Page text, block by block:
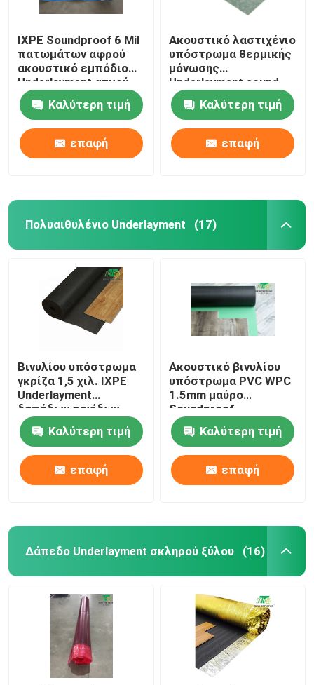
IXPE Soundproof 6 Mil
πατωμάτων αφρού
ακουστικό εμπόδιο
Underlayment ατμού
Underlayment
Καλύτερη τιμή
επαφή
Ακουστικό λαστιχένιο
υπόστρωμα θερμικής
μόνωσης
Underlayment sound-
proofing 2mm 0.4w/mk
Καλύτερη τιμή
επαφή
Πολυαιθυλένιο Underlayment (17)
Βινυλίου υπόστρωμα
γκρίζα 1,5 χιλ. IXPE
Underlayment
δαπέδων σανίδων
αφρού διασυνδέσεων
Καλύτερη τιμή
επαφή
Ακουστικό βινυλίου
υπόστρωμα PVC WPC
1.5mm μαύρο
Soundproof
υπόστρωμα δαπέδων
της EVAΚαλύτερη τιμή
επαφή
Δάπεδο Underlayment σκληρού ξύλου (16)